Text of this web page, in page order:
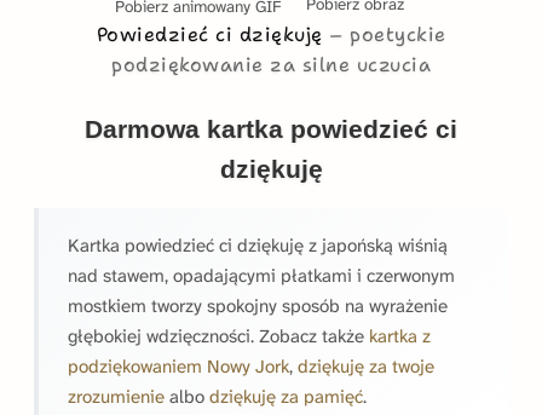
Pobierz animowany GIF Pobierz obraz
Powiedzieć ci dziękuję
poetyckie
podziękowanie za silne uczucia
Darmowa kartka powiedzieć ci
dziękuję
Kartka powiedzieć ci dziękuję z japońską wiśnią
nad stawem, opadającymi płatkami i czerwonym
mostkiem tworzy spokojny sposób na wyrażenie
głębokiej wdzięczności. Zobacz także kartka z
podziękowaniem Nowy Jork, dziękuję za twoje
zrozumienie albo dziękuję za pamięć.